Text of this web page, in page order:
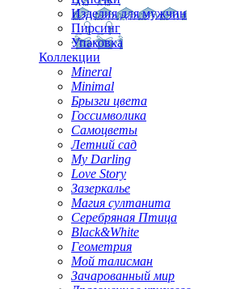
Изделия для мужчин
Пирсинг
Упаковка
Коллекции
Mineral
Minimal
Брызги цвета
Госсимволика
Самоцветы
Летний сад
My Darling
Love Story
Зазеркалье
Магия султанита
Серебряная Птица
Black&White
Геометрия
Мой талисман
Зачарованный мир